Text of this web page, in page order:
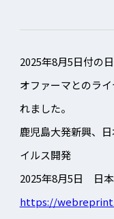
医療関係者向
2025年8月5日付の
オファーマとのラ
れました。
鹿児島大発新興、
イルス開発
2025年8月5日 日
https://